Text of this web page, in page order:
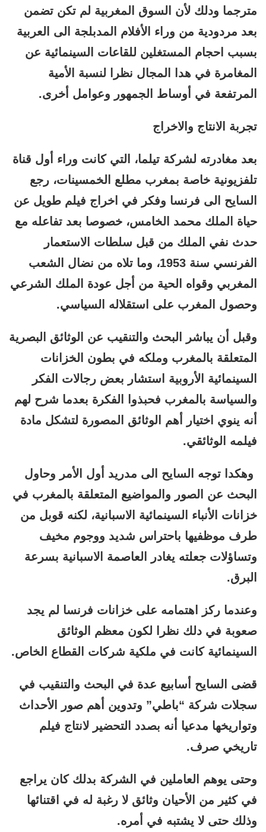
مترجما ودلك لأن السوق المغربية لم تكن تضمن
بعد مردودية من وراء الأفلام المدبلجة الى العربية
بسبب احجام المستغلين للقاعات السينمائية عن
المغامرة في هدا المجال نظرا لنسبة الأمية
المرتفعة في أوساط الجمهور وعوامل أخرى.
تجربة الانتاج والاخراج
بعد مغادرته لشركة تيلما، التي كانت وراء أول قناة
تلفزيونية خاصة بمغرب مطلع الخمسينات، رجع
السايح الى فرنسا وفكر في اخراج فيلم طويل عن
حياة الملك محمد الخامس، خصوصا بعد تفاعله مع
حدث نفي الملك من قبل سلطات الاستعمار
الفرنسي سنة 1953، وما تلاه من نضال الشعب
المغربي وقواه الحية من أجل عودة الملك الشرعي
وحصول المغرب على استقلاله السياسي.
وقبل أن يباشر البحث والتنقيب عن الوثائق البصرية
المتعلقة بالمغرب وملكه في بطون الخزانات
السينمائية الأروبية استشار بعض رجالات الفكر
والسياسة بالمغرب فحبذوا الفكرة بعدما شرح لهم
أنه ينوي اختيار أهم الوثائق المصورة لتشكل مادة
فيلمه الوثائقي.
وهكدا توجه السايح الى مدريد أول الأمر وحاول
البحث عن الصور والمواضيع المتعلقة بالمغرب في
خزانات الأنباء السينمائية الاسبانية، لكنه قوبل من
طرف موظفيها باحتراس شديد ووجوم مخيف
وتساؤلات جعلته يغادر العاصمة الاسبانية بسرعة
البرق.
وعندما ركز اهتمامه على خزانات فرنسا لم يجد
صعوبة في دلك نظرا لكون معظم الوثائق
السينمائية كانت في ملكية شركات القطاع الخاص.
قضى السايح أسابيع عدة في البحث والتنقيب في
سجلات شركة “باطي” وتدوين أهم صور الأحداث
وتواريخها مدعيا أنه بصدد التحضير لانتاج فيلم
تاريخي صرف.
وحتى يوهم العاملين في الشركة بدلك كان يراجع
في كثير من الأحيان وثائق لا رغبة له في اقتنائها
وذلك حتى لا يشتبه في أمره.